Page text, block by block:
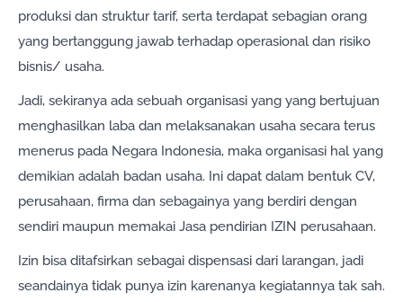
produksi dan struktur tarif, serta terdapat sebagian orang
yang bertanggung jawab terhadap operasional dan risiko
bisnis/ usaha.
Jadi, sekiranya ada sebuah organisasi yang yang bertujuan
menghasilkan laba dan melaksanakan usaha secara terus
menerus pada Negara Indonesia, maka organisasi hal yang
demikian adalah badan usaha. Ini dapat dalam bentuk CV,
perusahaan, firma dan sebagainya yang berdiri dengan
sendiri maupun memakai Jasa pendirian IZIN perusahaan.
Izin bisa ditafsirkan sebagai dispensasi dari larangan, jadi
seandainya tidak punya izin karenanya kegiatannya tak sah.